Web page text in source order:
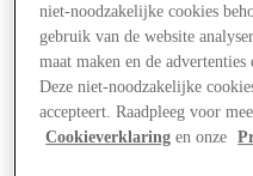
niet-noodzakelijke cookies
gebruik van de website
maat maken en de
Deze niet-noodzakelijke
accepteert. Raadpleeg voor
Cookieverklaring en onze